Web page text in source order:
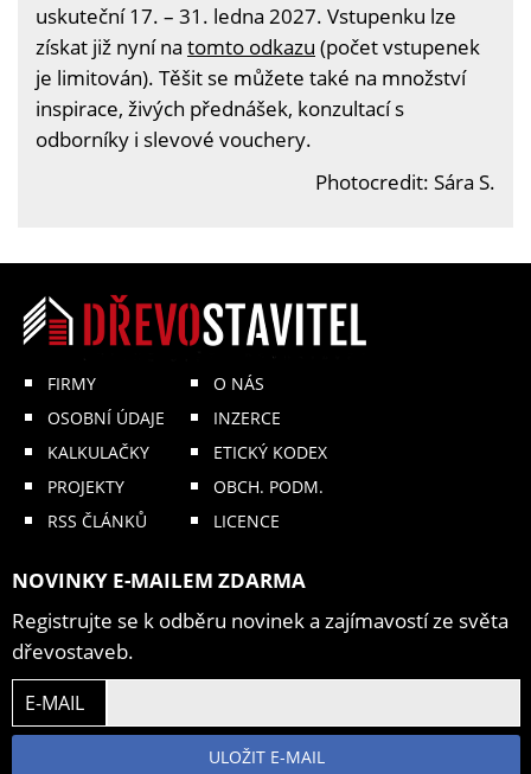
uskuteční 17. – 31. ledna 2027. Vstupenku lze
získat již nyní na tomto odkazu (počet vstupenek
je limitován). Těšit se můžete také na množství
inspirace, živých přednášek, konzultací s
odborníky i slevové vouchery.
Photocredit: Sára S.
FIRMY
OSOBNÍ ÚDAJE
KALKULAČKY
PROJEKTY
RSS ČLÁNKŮ
O NÁS
INZERCE
ETICKÝ KODEX
OBCH. PODM.
LICENCE
NOVINKY E-MAILEM ZDARMA
Registrujte se k odběru novinek a zajímavostí ze světa
dřevostaveb.
E-MAIL
ULOŽIT E-MAIL